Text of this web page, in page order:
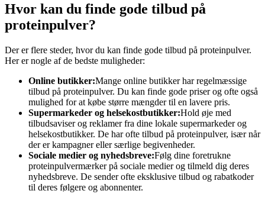
Hvor kan du finde gode tilbud på
proteinpulver?
Der er flere steder, hvor du kan finde gode tilbud på proteinpulver.
Her er nogle af de bedste muligheder:
Online butikker:Mange online butikker har regelmæssige
tilbud på proteinpulver. Du kan finde gode priser og ofte også
mulighed for at købe større mængder til en lavere pris.
Supermarkeder og helsekostbutikker:Hold øje med
tilbudsaviser og reklamer fra dine lokale supermarkeder og
helsekostbutikker. De har ofte tilbud på proteinpulver, især når
der er kampagner eller særlige begivenheder.
Sociale medier og nyhedsbreve:Følg dine foretrukne
proteinpulvermærker på sociale medier og tilmeld dig deres
nyhedsbreve. De sender ofte eksklusive tilbud og rabatkoder
til deres følgere og abonnenter.